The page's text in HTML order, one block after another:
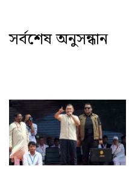
সর্বশেষ অনুসন্ধান